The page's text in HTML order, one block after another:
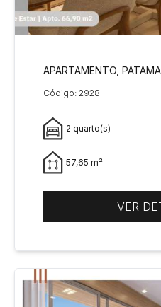
APARTAMENTO,
Código: 2928
2 quarto(s)
57,65 m²
VER